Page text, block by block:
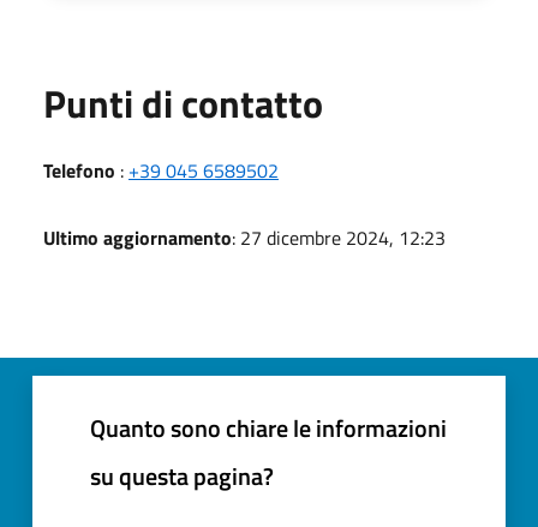
Punti di contatto
Telefono : +39 045 6589502
Ultimo aggiornamento: 27 dicembre 2024, 12:23
Quanto sono chiare le informazioni
su questa pagina?